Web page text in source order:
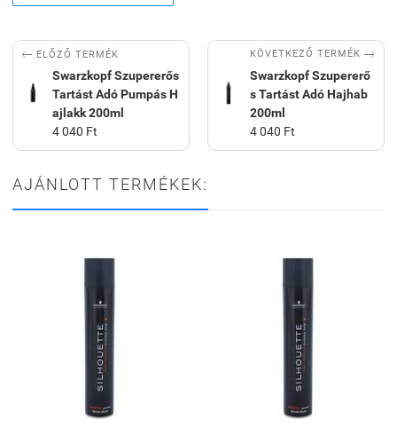
 ELŐZŐ TERMÉK
Swarzkopf Szupererős
Tartást Adó Pumpás H
ajlakk 200ml
4 040 Ft
KÖVETKEZŐ TERMÉK 
Swarzkopf Szupererő
s Tartást Adó Hajhab
200ml
4 040 Ft
AJÁNLOTT TERMÉKEK: